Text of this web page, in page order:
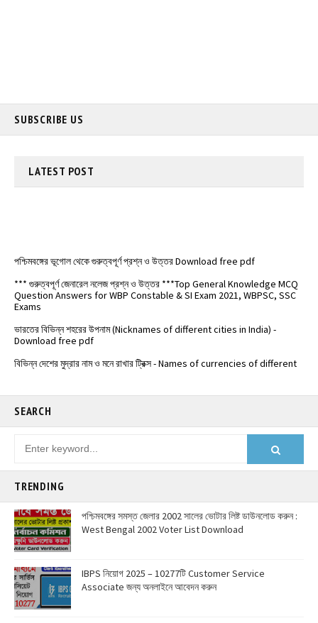
SUBSCRIBE US
LATEST POST
*** গুরুত্বপূর্ণ জেনারেল নলেজ প্রশ্ন ও উত্তর ***Top General Knowledge MCQ
Question Answers for WBP Constable & SI Exam 2021, WBPSC, SSC
Exams
ভারতের বিভিন্ন শহরের উপনাম (Nicknames of different cities in India) -
Download free pdf
বিভিন্ন দেশের মুদ্রার নাম ও মনে রাখার ট্রিক্স - Names of currencies of different
countries
Highways in India - @Examdisha.in
SEARCH
TRENDING
পশ্চিমবঙ্গের সমস্ত জেলার 2002 সালের ভোটার লিষ্ট ডাউনলোড করুন :
West Bengal 2002 Voter List Download
IBPS নিয়োগ 2025 – 10277টি Customer Service
Associate জন্য অনলাইনে আবেদন করুন